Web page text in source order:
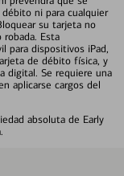
ni para cualquier
su tarjeta no
Esta
para dispositivos iPad,
de débito física, y
digital. Se requiere una
aplicarse cargos del
absoluta de Early